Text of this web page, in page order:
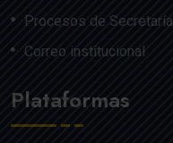
Procesos de Secretaría
Correo institucional
Plataformas